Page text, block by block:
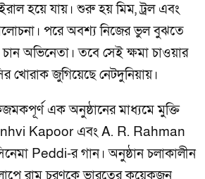
হয়ে যায়। শুরু হয় মিম, ট্রল এবং
পরে অবশ্য নিজের ভুল বুঝতে
চান অভিনেতা। তবে সেই ক্ষমা চাওয়ার
খোরাক জুগিয়েছে নেটদুনিয়ায়।
এক অনুষ্ঠানের মাধ্যমে মুক্তি
Kapoor এবং A. R. Rahman
Peddi-র গান। অনুষ্ঠান চলাকালীন